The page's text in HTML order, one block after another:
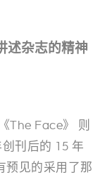
述杂志的精神
The Face》
则
创刊后的 15 年
预见的采用了那